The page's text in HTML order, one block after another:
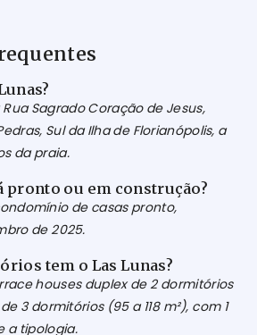
Rua Sagrado Coração de Jesus,
Sul da Ilha de Florianópolis, a
da praia.
pronto ou em construção?
de casas pronto,
de 2025.
tem o Las Lunas?
houses duplex de 2 dormitórios
3 dormitórios (95 a 118 m²), com 1
a tipologia.